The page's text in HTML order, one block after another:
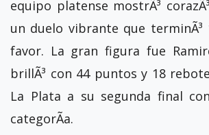
equipo platense mostrÃ³
un duelo vibrante que terminÃ³
favor. La gran figura fue
brillÃ³ con 44 puntos y 18
La Plata a su segunda final
categorÃ­a.